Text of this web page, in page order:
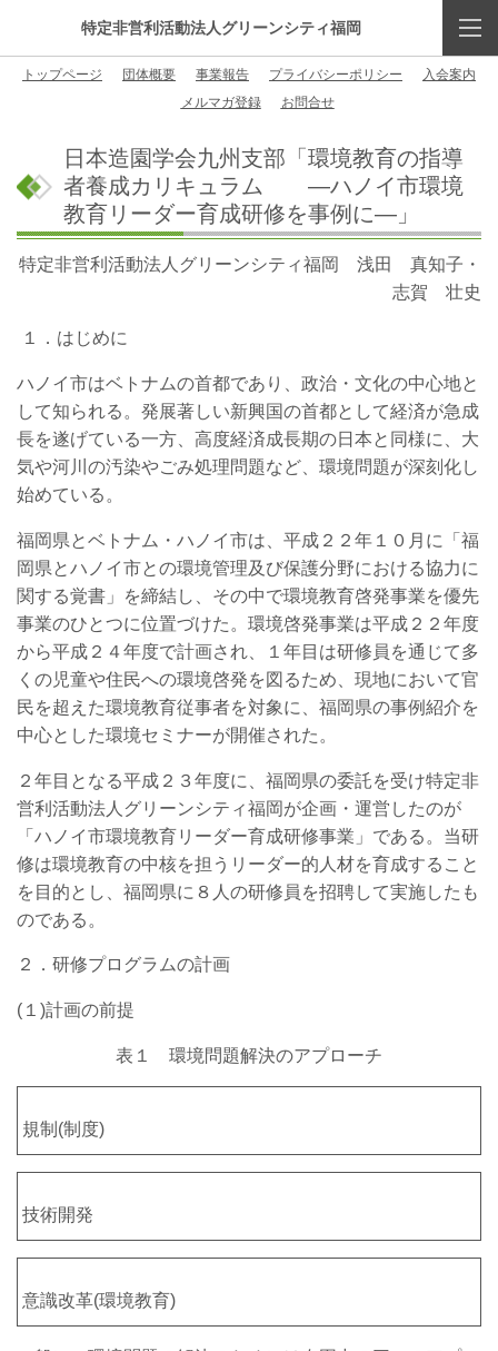
特定非営利活動法人グリーンシティ福岡
トップページ 団体概要 事業報告 プライバシーポリシー
入会案内
メルマガ登録
お問合せ
日本造園学会九州支部「環境教育の指導
者養成カリキュラム ―ハノイ市環境
教育リーダー育成研修を事例に―」
特定非営利活動法人グリーンシティ福岡 浅田 真知子・
志賀 壮史
１．はじめに
ハノイ市はベトナムの首都であり、政治・文化の中心地と
して知られる。発展著しい新興国の首都として経済が急成
長を遂げている一方、高度経済成長期の日本と同様に、大
気や河川の汚染やごみ処理問題など、環境問題が深刻化し
始めている。
福岡県とベトナム・ハノイ市は、平成２２年１０月に「福
岡県とハノイ市との環境管理及び保護分野における協力に
関する覚書」を締結し、その中で環境教育啓発事業を優先
事業のひとつに位置づけた。環境啓発事業は平成２２年度
から平成２４年度で計画され、１年目は研修員を通じて多
くの児童や住民への環境啓発を図るため、現地において官
民を超えた環境教育従事者を対象に、福岡県の事例紹介を
中心とした環境セミナーが開催された。
２年目となる平成２３年度に、福岡県の委託を受け特定非
営利活動法人グリーンシティ福岡が企画・運営したのが
「ハノイ市環境教育リーダー育成研修事業」である。当研
修は環境教育の中核を担うリーダー的人材を育成すること
を目的とし、福岡県に８人の研修員を招聘して実施したも
のである。
２．研修プログラムの計画
(１)計画の前提
表１ 環境問題解決のアプローチ
規制(制度)
技術開発
意識改革(環境教育)